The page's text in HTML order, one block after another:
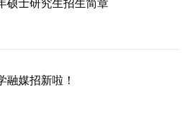
硕士研究生招生简章
融媒招新啦！